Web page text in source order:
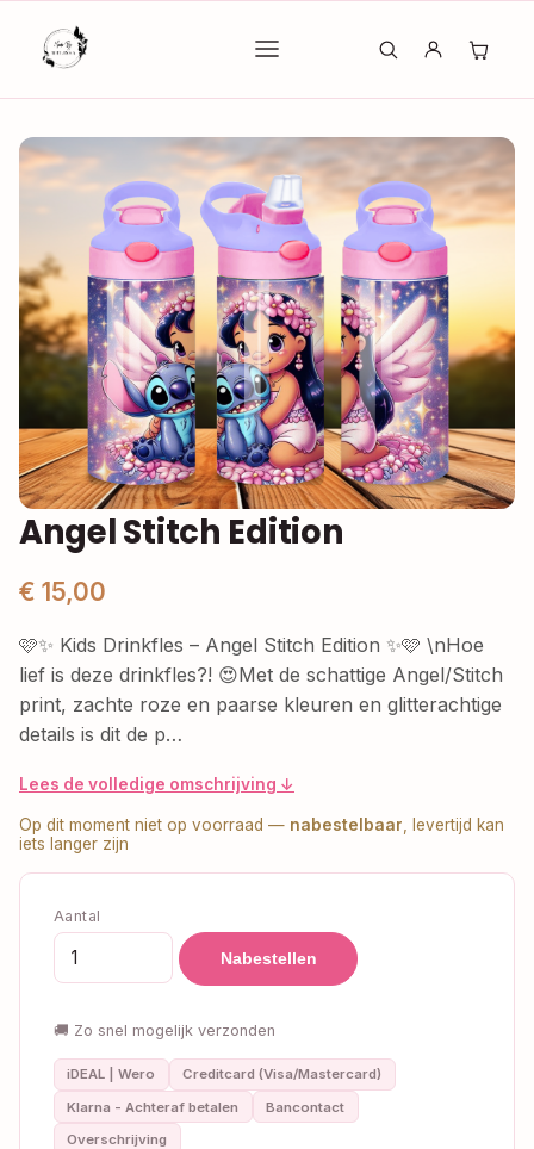
Angel Stitch Edition
€ 15,00
🩷✨ Kids Drinkfles – Angel Stitch Edition ✨🩷 \nHoe
lief is deze drinkfles?! 😍Met de schattige Angel/Stitch
print, zachte roze en paarse kleuren en glitterachtige
details is dit de p…
Lees de volledige omschrijving ↓
Op dit moment niet op voorraad — nabestelbaar , levertijd kan
iets langer zijn
Aantal
Nabestellen
🚚 Zo snel mogelijk verzonden
iDEAL | Wero
Creditcard (Visa/Mastercard)
Klarna - Achteraf betalen
Bancontact
Overschrijving